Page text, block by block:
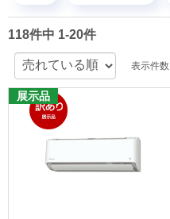
118件中 1-20件
表示件数
展示品